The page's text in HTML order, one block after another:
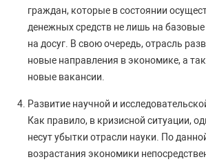
граждан, которые в состоянии
денежных средств не лишь на базовые
на досуг. В свою очередь, отрасль
новые направления в экономике, а
новые вакансии.
Развитие научной и
Как правило, в кризисной ситуации,
несут убытки отрасли науки. По
возрастания экономики